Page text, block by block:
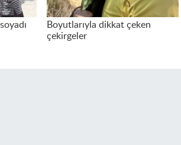
Boyutlarıyla dikkat çeken
çekirgeler